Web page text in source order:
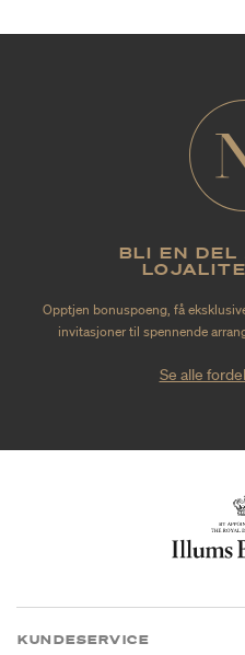
BLI EN DEL
Opptjen bonuspoeng, få
invitasjoner til spennende
Se alle
KUNDESERVICE